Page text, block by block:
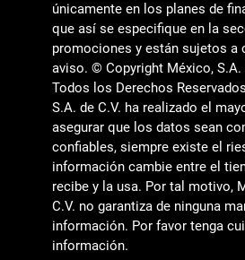
únicamente en los planes de
que así se especifique en la
promociones y están sujetos a
aviso. © Copyright México, S.A.
Todos los Derechos
S.A. de C.V. ha realizado el
asegurar que los datos sean
confiables, siempre existe el
información cambie entre el
recibe y la usa. Por tal motivo,
C.V. no garantiza de ninguna
información. Por favor tenga
información.